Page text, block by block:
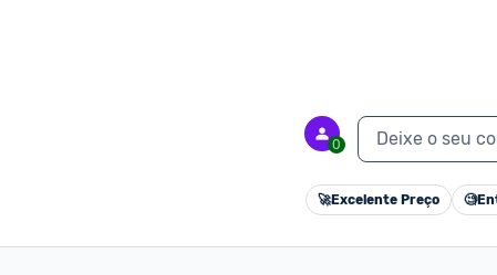
0 Deixe o seu
🚀Excelente Preço 🧐